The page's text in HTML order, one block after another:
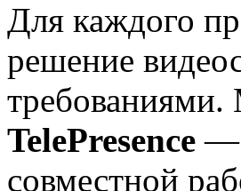
Для каждого
решение
TelePresence —
совместной